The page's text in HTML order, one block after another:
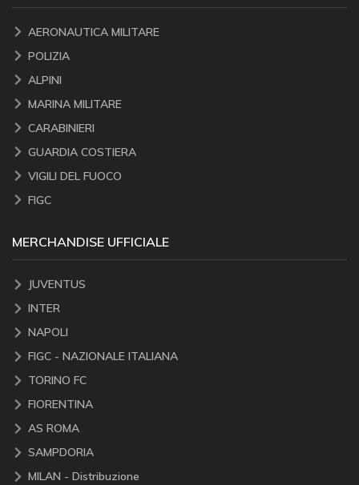
AERONAUTICA MILITARE
POLIZIA
ALPINI
MARINA MILITARE
CARABINIERI
GUARDIA COSTIERA
VIGILI DEL FUOCO
FIGC
MERCHANDISE UFFICIALE
JUVENTUS
INTER
NAPOLI
FIGC - NAZIONALE ITALIANA
TORINO FC
FIORENTINA
AS ROMA
SAMPDORIA
MILAN - Distribuzione